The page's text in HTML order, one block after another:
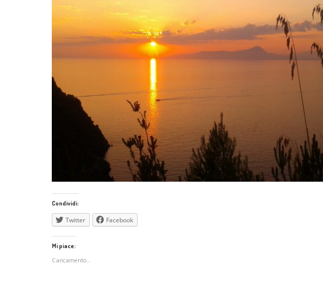
Condividi:
Twitter Facebook
Mi piace:
Caricamento...